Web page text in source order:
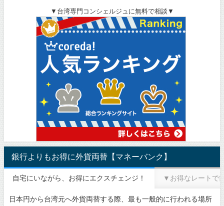
▼台湾専門コンシェルジュに無料で相談▼
銀行よりもお得に外貨両替【マネーバンク】
自宅にいながら、お得にエクスチェンジ！ ▼お得なレートで
日本円から台湾元へ外貨両替する際、最も一般的に行われる場所